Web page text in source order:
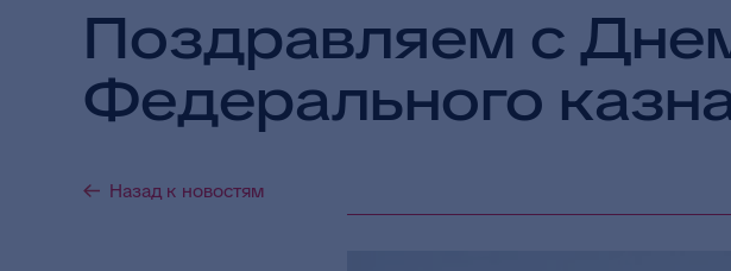
Поздравляем с
Федерального
Назад к новостям